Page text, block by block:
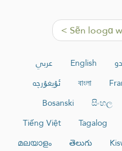
< Sẽn loogɑ
عربي English
ئۇيغۇرچە
বাংলা
Bosanski
සිංහල
Tiếng Việt
Tagalog
മലയാളം
తెలుగు